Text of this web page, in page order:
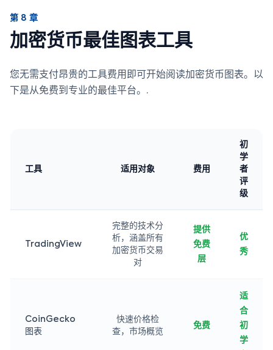
第 8 章
加密货币最佳图表工具
您无需支付昂贵的工具费用即可开始阅读加密货币图表。以
下是从免费到专业的最佳平台。.
工具 适用对象 费用
初
学
者
评
级
TradingView
完整的技术分
析，涵盖所有
加密货币交易
对
提供
免费
层
优
秀
CoinGecko
图表
快速价格检
查，市场概览
免费
适
合
初
学